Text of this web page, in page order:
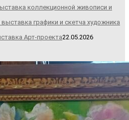
коллекционной живописи и
графики и скетча художника
Арт-проекта22.05.2026